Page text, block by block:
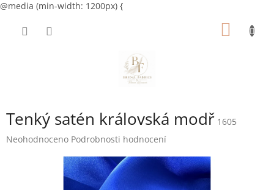
@media (min-width: 1200px) {
Tenký satén královská modř 1605
Průměrné
Neohodnoceno Podrobnosti hodnocení